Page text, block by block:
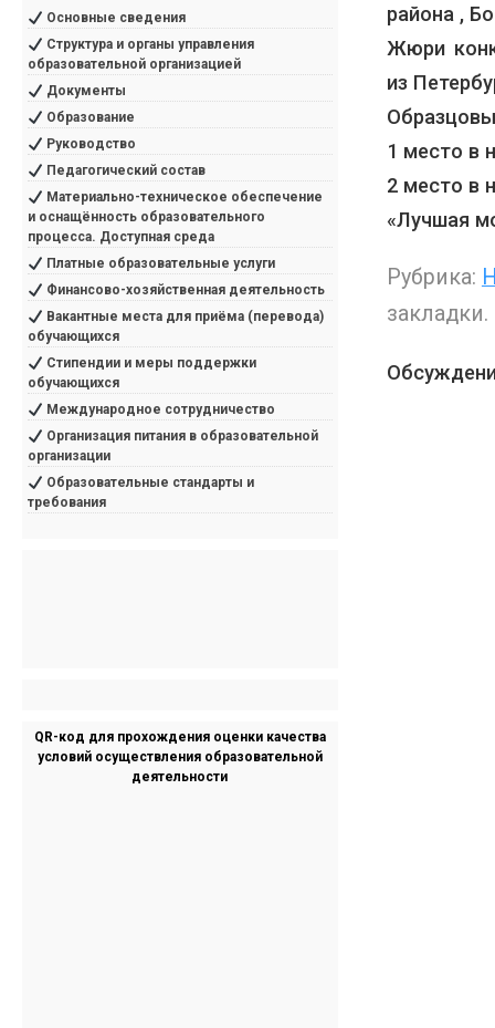
района ,
Жюри
из
1 место в
2 место в
«Лучшая
Рубрика:
закладки.
Основные сведения
Структура и органы управления
образовательной организацией
Документы
Образование
Руководство
Педагогический состав
Материально-техническое обеспечение
и оснащённость образовательного
процесса. Доступная среда
Платные образовательные услуги
Финансово-хозяйственная деятельность
Вакантные места для приёма (перевода)
обучающихся
Стипендии и меры поддержки
обучающихся
Международное сотрудничество
Организация питания в образовательной
организации
Образовательные стандарты и
требования
QR-код для прохождения оценки качества
условий осуществления образовательной
деятельности